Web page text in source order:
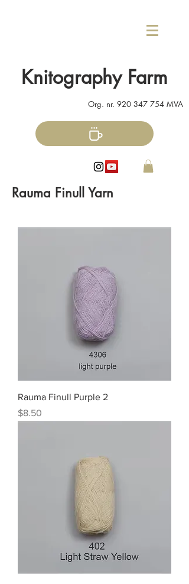
Knitography Farm
Org. nr. 920 347 754 MVA
Rauma Finull Yarn
Rauma Finull Purple 2
Price
$8.50